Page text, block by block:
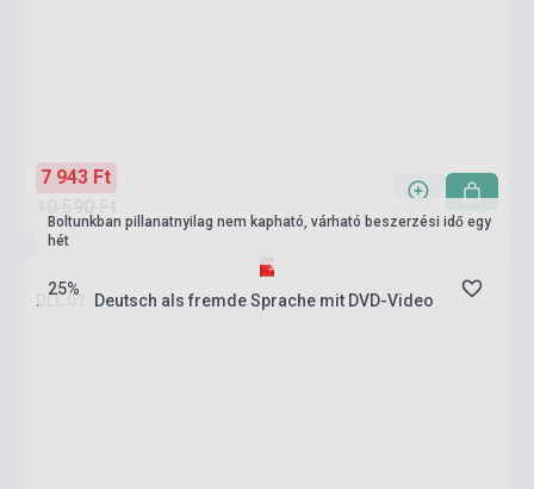
7 943 Ft
25%
Boltunkban pillanatnyilag nem kapható, várható beszerzési idő egy
hét
DLL 03: Deutsch als fremde Sprache mit DVD-Video